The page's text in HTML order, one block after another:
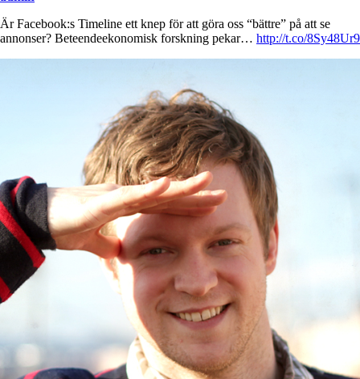
Är Facebook:s Timeline ett knep för att göra oss “bättre” på att se
annonser? Beteendeekonomisk forskning pekar… http://t.co/8Sy48Ur9